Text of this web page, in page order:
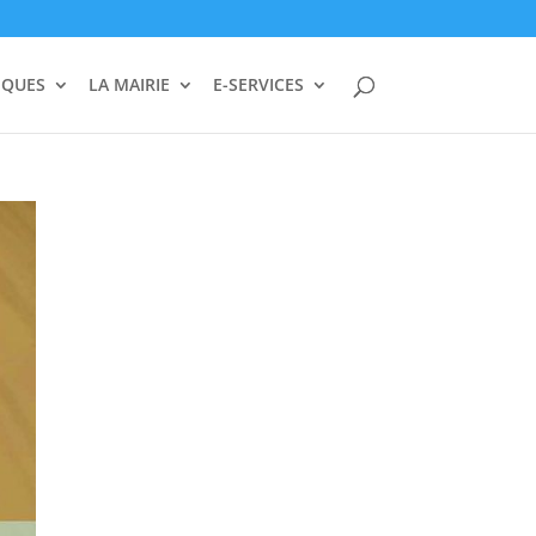
LA MAIRIE E-SERVICES